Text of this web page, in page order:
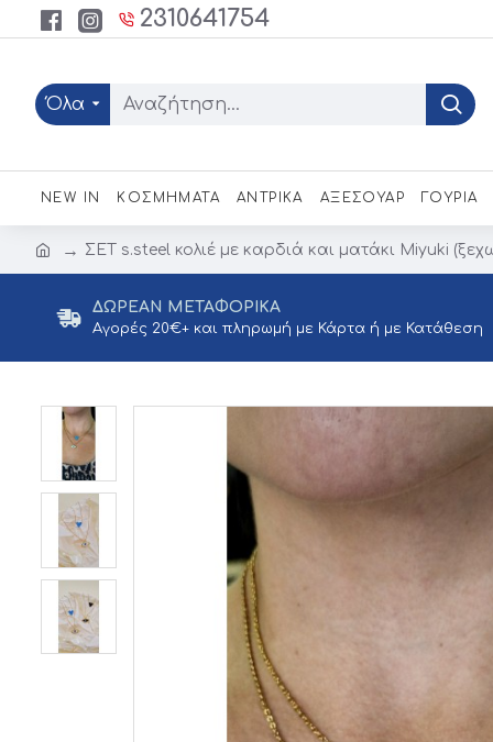
2310641754
Όλα
NEW IN ΚΟΣΜΗΜΑΤΑ ΑΝΤΡΙΚΑ ΑΞΕΣΟΥΑΡ ΓΟΥΡΙΑ
ΣΕΤ s.steel κολιέ με καρδιά και ματάκι Miyuki
ΔΩΡΕΑΝ ΜΕΤΑΦΟΡΙΚΑ
Αγορές 20€+ και πληρωμή με Κάρτα ή με Κατάθεση